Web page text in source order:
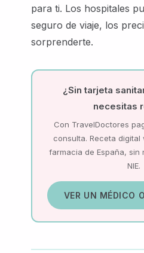
para ti. Los hospitales
seguro de viaje, los
sorprenderte.
¿Sin tarjeta
necesitas
Con TravelDoctores
consulta. Receta
farmacia de España, sin
NIE.
VER UN MÉDICO